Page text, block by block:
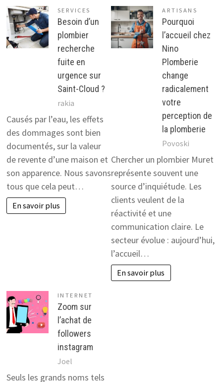
SERVICES
Besoin d’un
plombier
recherche
fuite en
urgence sur
Saint-Cloud ?
rakia
Causés par l’eau, les effets
des dommages sont bien
documentés, sur la valeur
de revente d’une maison et
son apparence. Nous savons
tous que cela peut…
En savoir plus
ARTISANS
Pourquoi
l’accueil chez
Nino
Plomberie
change
radicalement
votre
perception de
la plomberie
Povoski
Chercher un plombier Muret
représente souvent une
source d’inquiétude. Les
clients veulent de la
réactivité et une
communication claire. Le
secteur évolue : aujourd’hui,
l’accueil…
En savoir plus
INTERNET
Zoom sur
l’achat de
followers
instagram
Joel
Seuls les grands noms tels